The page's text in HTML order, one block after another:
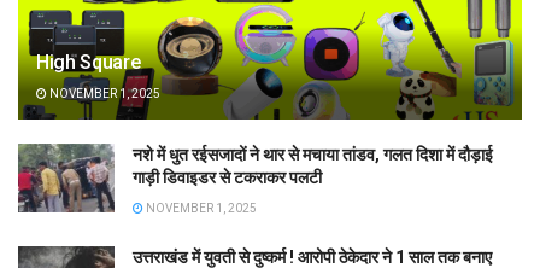
High Square
NOVEMBER 1, 2025
नशे में धुत रईसजादों ने थार से मचाया तांडव, गलत दिशा में दौड़ाई
गाड़ी डिवाइडर से टकराकर पलटी
NOVEMBER 1, 2025
उत्तराखंड में युवती से दुष्कर्म ! आरोपी ठेकेदार ने 1 साल तक बनाए